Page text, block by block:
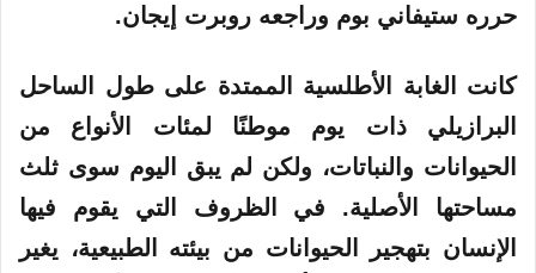
حرره ستيفاني بوم وراجعه روبرت إيجان.
كانت الغابة الأطلسية الممتدة على طول الساحل
البرازيلي ذات يوم موطنًا لمئات الأنواع من
الحيوانات والنباتات، ولكن لم يبق اليوم سوى ثلث
مساحتها الأصلية. في الظروف التي يقوم فيها
الإنسان بتهجير الحيوانات من بيئته الطبيعية، يغير